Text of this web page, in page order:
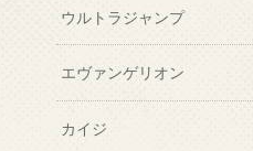
ウルトラジャンプ
エヴァンゲリオン
カイジ